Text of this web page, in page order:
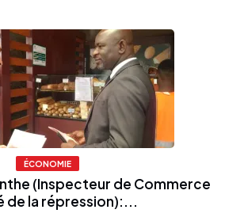
ÉCONOMIE
(Inspecteur de Commerce
de la répression):...